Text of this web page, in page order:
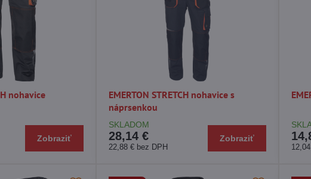
nohavice
Zobraziť
EMERTON STRETCH nohavice s
náprsenkou
SKLADOM
28,14 €
22,88 € bez DPH
Zobraziť